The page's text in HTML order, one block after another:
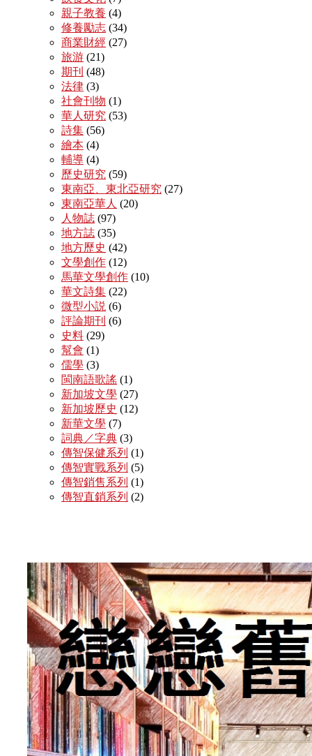
親子教養 (4)
修養勵志 (34)
商業財經 (27)
旅游 (21)
期刊 (48)
法律 (3)
社會刊物 (1)
華人研究 (53)
詩集 (56)
繪本 (4)
輔導 (4)
歷史研究 (59)
東南亞、東北亞研究 (27)
東南亞華人 (20)
人物誌 (97)
地方誌 (35)
地方歷史 (42)
文學創作 (12)
馬華文學創作 (10)
華文詩集 (22)
微型小説 (6)
評論期刊 (6)
史料 (29)
幫會 (1)
儒學 (3)
閩南語歌謠 (1)
新加坡文學 (27)
新加坡歷史 (12)
新華文學 (7)
詞典／字典 (3)
傳智保健系列 (1)
傳智實戰系列 (5)
傳智銷售系列 (1)
傳智直銷系列 (2)